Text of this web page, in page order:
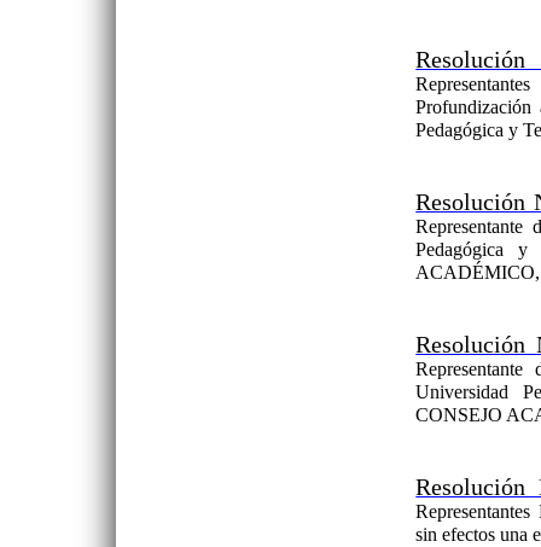
Resolución
Pedagógica y
Resolución
Representante
Pedagógica
Resolución
Universidad
CONSEJO
Resolución
sin efectos una